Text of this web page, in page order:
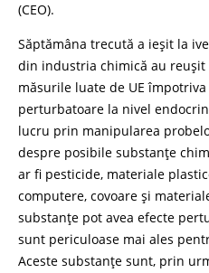
(CEO).
Săptămâna trecută a ieșit la
din industria chimică au reușit
măsurile luate de UE
perturbatoare la nivel
lucru prin manipularea
despre posibile substanțe
ar fi pesticide, materiale
computere, covoare și
substanțe pot avea efecte
sunt periculoase mai ales
Aceste substanțe sunt, prin